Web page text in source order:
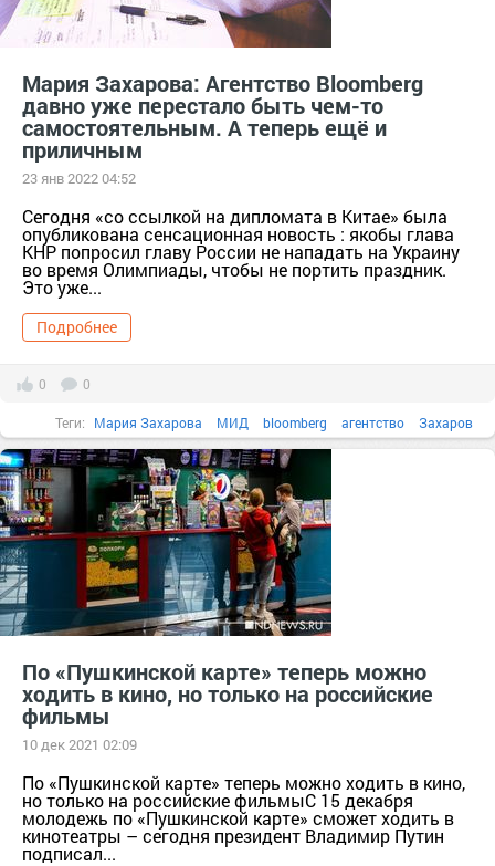
Мария Захарова: Агентство Bloomberg
давно уже перестало быть чем-то
самостоятельным. А теперь ещё и
приличным
23 янв 2022 04:52
Сегодня «со ссылкой на дипломата в Китае» была
опубликована сенсационная новость : якобы глава
КНР попросил главу России не нападать на Украину
во время Олимпиады, чтобы не портить праздник.
Это уже...
Подробнее
0 0
Теги: Мария Захарова МИД bloomberg агентство Захаров
По «Пушкинской карте» теперь можно
ходить в кино, но только на российские
фильмы
10 дек 2021 02:09
По «Пушкинской карте» теперь можно ходить в кино,
но только на российские фильмыС 15 декабря
молодежь по «Пушкинской карте» сможет ходить в
кинотеатры – сегодня президент Владимир Путин
подписал...